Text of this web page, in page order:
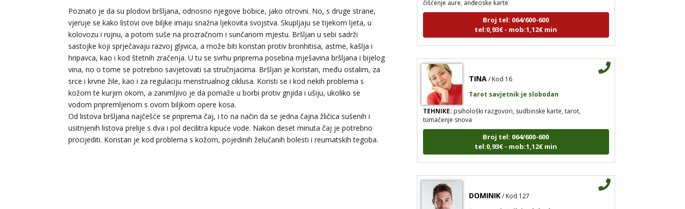
Poznato je da su plodovi bršljana, odnosno njegove bobice, jako otrovni. No, s druge strane,
vjeruje se kako listovi ove biljke imaju snažna ljekovita svojstva. Skupljaju se tijekom ljeta, u
kolovozu i rujnu, a potom suše na prozračnom i sunčanom mjestu. Bršljan u sebi sadrži
sastojke koji sprječavaju razvoj gljivica, a može biti koristan protiv bronhitisa, astme, kašlja i
hripavca, kao i kod štetnih zračenja. U tu se svrhu priprema posebna mješavina bršljana i bijelog
vina, no o tome se potrebno savjetovati sa stručnjacima. Bršljan je koristan, među ostalim, za
srce i krvne žile, kao i za regulaciju menstrualnog ciklusa. Koristi se i kod nekih problema s
kožom te kurjim okom, a zanimljivo je da pomaže u borbi protiv gnjida i ušiju, ukoliko se
vodom pripremljenom s ovom biljkom opere kosa.
Od listova bršljana najčešće se priprema čaj, i to na način da se jedna čajna žličica sušenih i
usitnjenih listova prelije s dva i pol decilitra kipuće vode. Nakon deset minuta čaj je potrebno
procijediti. Koristan je kod problema s kožom, pojedinih želučanih bolesti i reumatskih tegoba.
Broj tel: 064/600-600
tel:0,93€ - mob:1,12€ min
TEHNIKE:psihološki razgovori, sudbinske karte, tarot,
tumačenje snova
Broj tel: 064/600-600
tel:0,93€ - mob:1,12€ min